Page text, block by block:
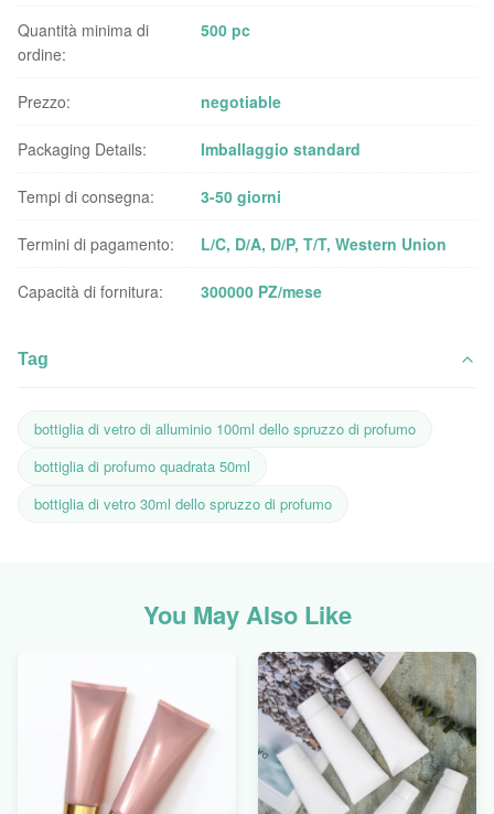
Quantità minima di
ordine:
500 pc
Prezzo: negotiable
Packaging Details: Imballaggio standard
Tempi di consegna: 3-50 giorni
Termini di pagamento: L/C, D/A, D/P, T/T, Western Union
Capacità di fornitura: 300000 PZ/mese
Tag
bottiglia di vetro di alluminio 100ml dello spruzzo di profumo
bottiglia di profumo quadrata 50ml
bottiglia di vetro 30ml dello spruzzo di profumo
You May Also Like